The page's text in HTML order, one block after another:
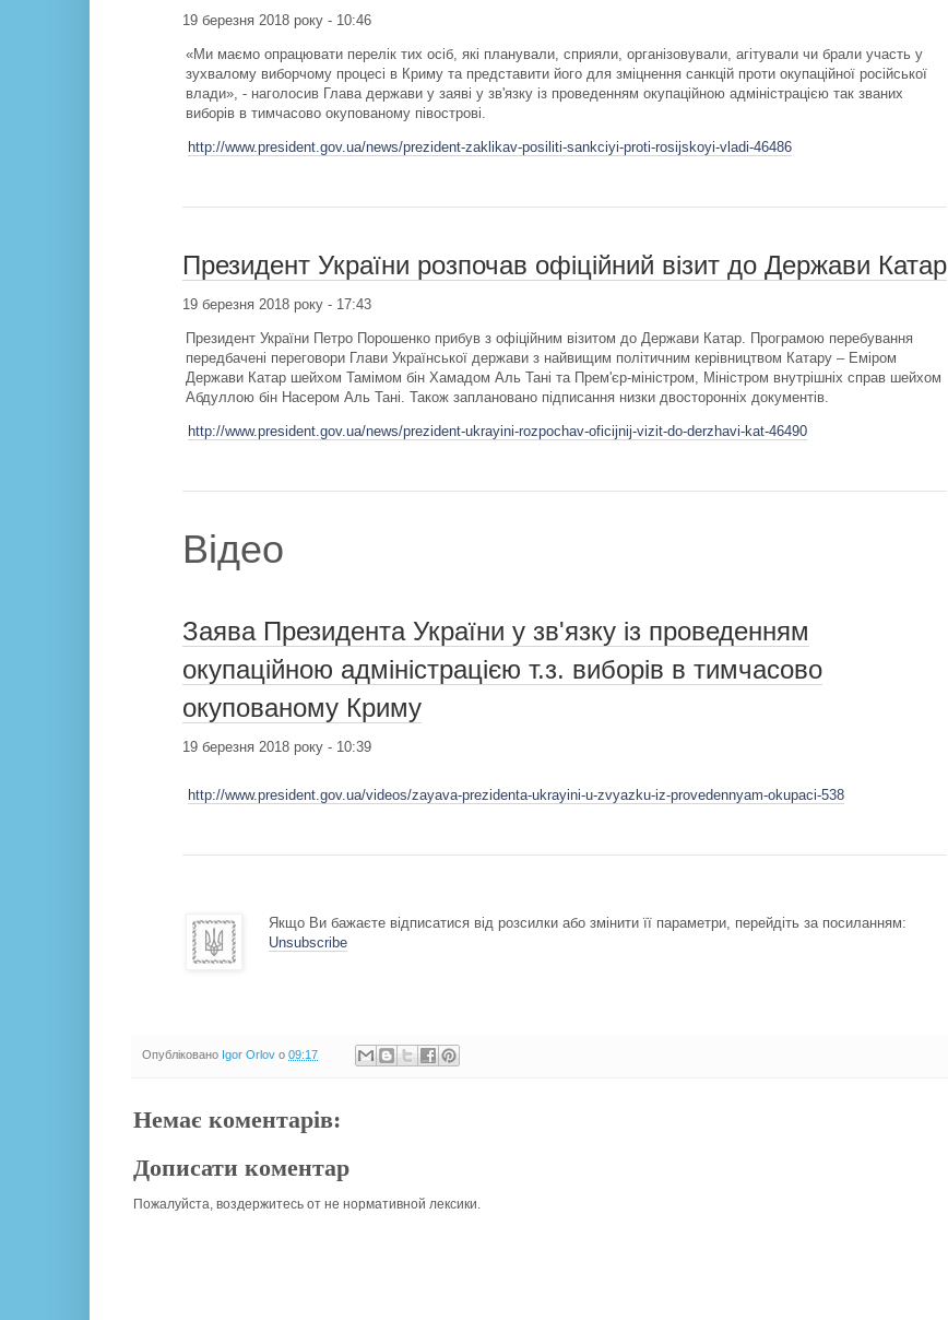
19 березня 2018 року - 10:46
«Ми маємо опрацювати перелік тих осіб, які планували, сприяли, організовували, агітували чи брали участь у
зухвалому виборчому процесі в Криму та представити його для зміцнення санкцій проти окупаційної російської
влади», - наголосив Глава держави у заяві у зв'язку із проведенням окупаційною адміністрацією так званих
виборів в тимчасово окупованому півострові.
http://www.president.gov.ua/news/prezident-zaklikav-posiliti-sankciyi-proti-rosijskoyi-vladi-46486
Президент України розпочав офіційний візит до Держави Катар
19 березня 2018 року - 17:43
Президент України Петро Порошенко прибув з офіційним візитом до Держави Катар. Програмою перебування
передбачені переговори Глави Української держави з найвищим політичним керівництвом Катару – Еміром
Держави Катар шейхом Тамімом бін Хамадом Аль Тані та Прем'єр-міністром, Міністром внутрішніх справ шейхом
Абдуллою бін Насером Аль Тані. Також заплановано підписання низки двосторонніх документів.
http://www.president.gov.ua/news/prezident-ukrayini-rozpochav-oficijnij-vizit-do-derzhavi-kat-46490
Відео
Заява Президента України у зв'язку із проведенням
окупаційною адміністрацією т.з. виборів в тимчасово
окупованому Криму
19 березня 2018 року - 10:39
http://www.president.gov.ua/videos/zayava-prezidenta-ukrayini-u-zvyazku-iz-provedennyam-okupaci-538
Якщо Ви бажаєте відписатися від розсилки або змінити її параметри, перейдіть за посиланням:
Unsubscribe
Опубліковано Igor Orlov о 09:17
Немає коментарів:
Дописати коментар
Пожалуйста, воздержитесь от не нормативной лексики.